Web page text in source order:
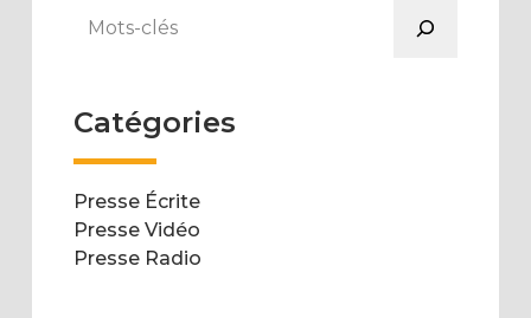
Catégories
Presse Écrite
Presse Vidéo
Presse Radio